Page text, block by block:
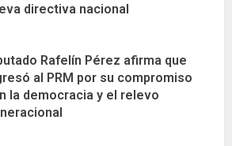
directiva nacional
Rafelín Pérez afirma que
al PRM por su compromiso
la democracia y el relevo